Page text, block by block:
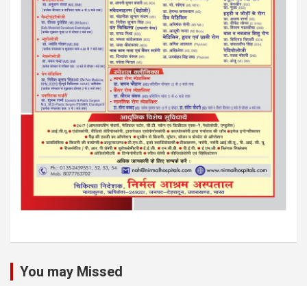
You may Missed